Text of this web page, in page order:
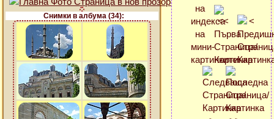
Снимки в албума (34):